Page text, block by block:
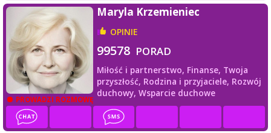
PROWADZI ROZMOWĘ
Maryla Krzemieniec
OPINIE
99578 PORAD
Miłość i partnerstwo, Finanse, Twoja
przyszłość, Rodzina i przyjaciele, Rozwój
duchowy, Wsparcie duchowe